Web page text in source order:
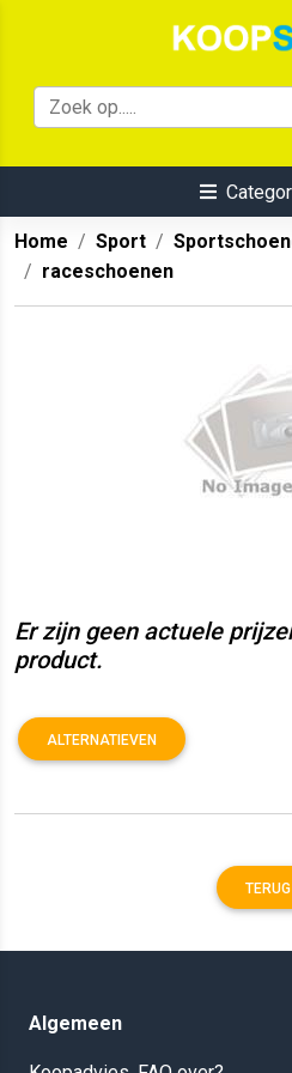
Home Sport
raceschoenen
Er zijn geen actuele
product.
ALTERNATIEVEN
TERUG
Algemeen